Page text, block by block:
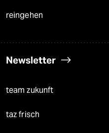
reingehen
Newsletter
team zukunft
taz frisch